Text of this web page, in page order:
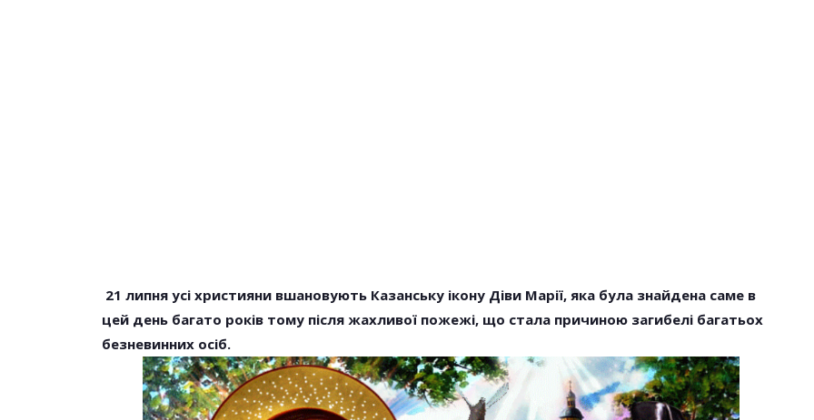
21 липня усі християни вшановують Казанську ікону Діви Марії, яка була знайдена саме в
цей день багато років тому після жахливої пожежі, що стала причиною загибелі багатьох
безневинних осіб.
НОВОСТИ НОВОСТИ